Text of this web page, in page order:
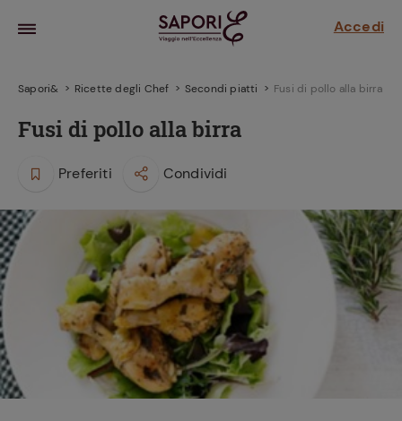
Accedi
e
ricetta
il
frutta
sensi di
Sapori& Ricette degli Chef Secondi piatti Fusi di pollo alla birra
Fusi di pollo alla birra
Preferiti Condividi